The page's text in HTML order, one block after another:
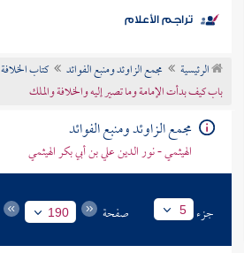
موضوعي
تراجم الأعلام
الرئيسية مجمع الزاوئد ومنبع الفوائد
كتاب الخلافة
باب كيف بدأت الإمامة وما تصير إليه والخلافة والملك
مجمع الزاوئد ومنبع الفوائد
الهيثمي - نور الدين علي بن أبي بكر الهيثمي
جزء 5 صفحة 190